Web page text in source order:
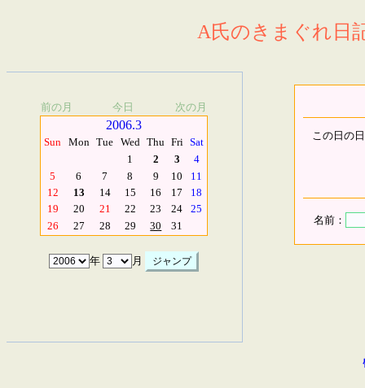
A氏のきまぐれ日
前の月 今日 次の月
2006.3
Sun Mon Tue Wed Thu Fri Sat
1
2 3
4
5
6 7 8 9 10
11
12
13 14 15 16 17
18
19
20 21 22 23 24
25
26
27 28 29 30 31
年 月
この日の
名前：